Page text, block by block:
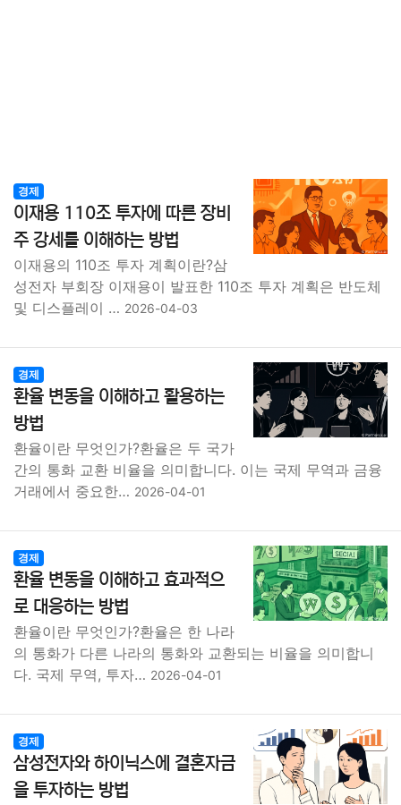
경제
이재용 110조 투자에 따른 장비
주 강세를 이해하는 방법
이재용의 110조 투자 계획이란?삼
성전자 부회장 이재용이 발표한 110조 투자 계획은 반도체
및 디스플레이 … 2026-04-03
경제
환율 변동을 이해하고 활용하는
방법
환율이란 무엇인가?환율은 두 국가
간의 통화 교환 비율을 의미합니다. 이는 국제 무역과 금융
거래에서 중요한… 2026-04-01
경제
환율 변동을 이해하고 효과적으
로 대응하는 방법
환율이란 무엇인가?환율은 한 나라
의 통화가 다른 나라의 통화와 교환되는 비율을 의미합니
다. 국제 무역, 투자… 2026-04-01
경제
삼성전자와 하이닉스에 결혼자금
을 투자하는 방법